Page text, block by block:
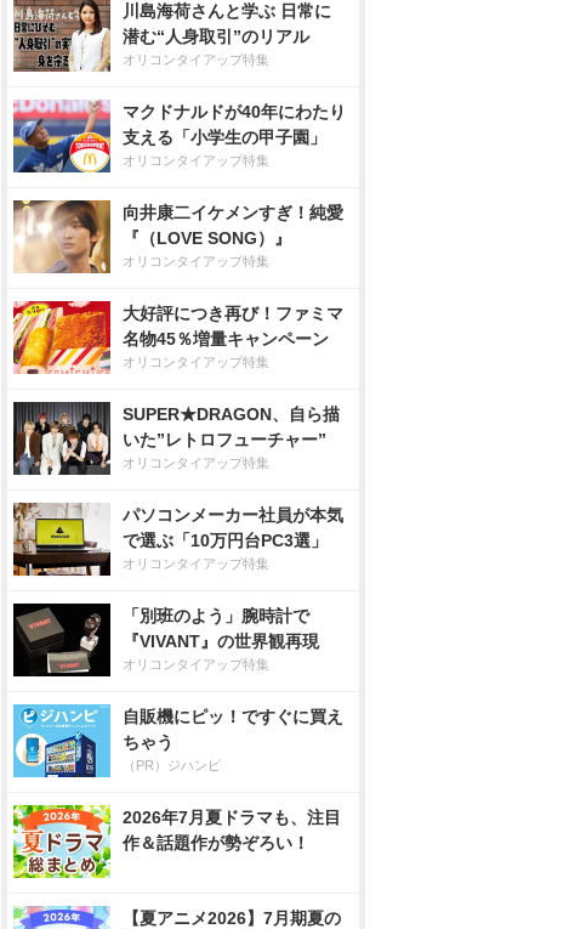
川島海荷さんと学ぶ 日常に
潜む“人身取引”のリアル
オリコンタイアップ特集
マクドナルドが40年にわたり
支える「小学生の甲子園」
オリコンタイアップ特集
向井康二イケメンすぎ！純愛
『（LOVE SONG）』
オリコンタイアップ特集
大好評につき再び！ファミマ
名物45％増量キャンペーン
オリコンタイアップ特集
SUPER★DRAGON、自ら描
いた”レトロフューチャー”
オリコンタイアップ特集
パソコンメーカー社員が本気
で選ぶ「10万円台PC3選」
オリコンタイアップ特集
「別班のよう」腕時計で
『VIVANT』の世界観再現
オリコンタイアップ特集
自販機にピッ！ですぐに買え
ちゃう
（PR）ジハンピ
2026年7月夏ドラマも、注目
作＆話題作が勢ぞろい！
【夏アニメ2026】7月期夏の